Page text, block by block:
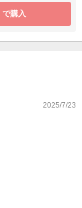
で購入
2025/7/23